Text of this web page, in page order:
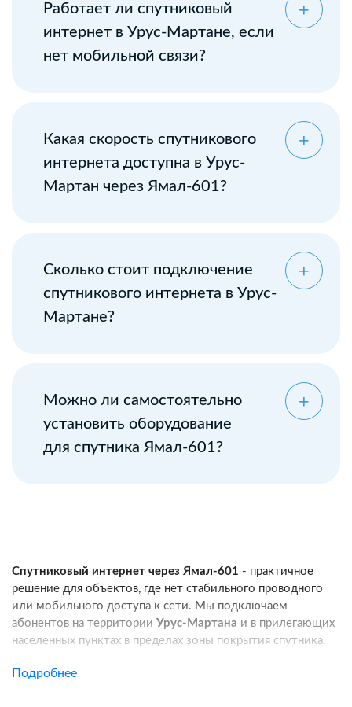
Работает ли спутниковый
интернет в Урус-Мартане, если
нет мобильной связи?
Какая скорость спутникового
интернета доступна в Урус-
Мартан через Ямал-601?
Сколько стоит подключение
спутникового интернета в Урус-
Мартане?
Можно ли самостоятельно
установить оборудование
для спутника Ямал-601?
Спутниковый интернет через Ямал-601 - практичное
решение для объектов, где нет стабильного проводного
или мобильного доступа к сети. Мы подключаем
абонентов на территории Урус-Мартана и в прилегающих
населенных пунктах в пределах зоны покрытия спутника.
Услуга подходит для частных домов, дач, фермерских
Подробнее